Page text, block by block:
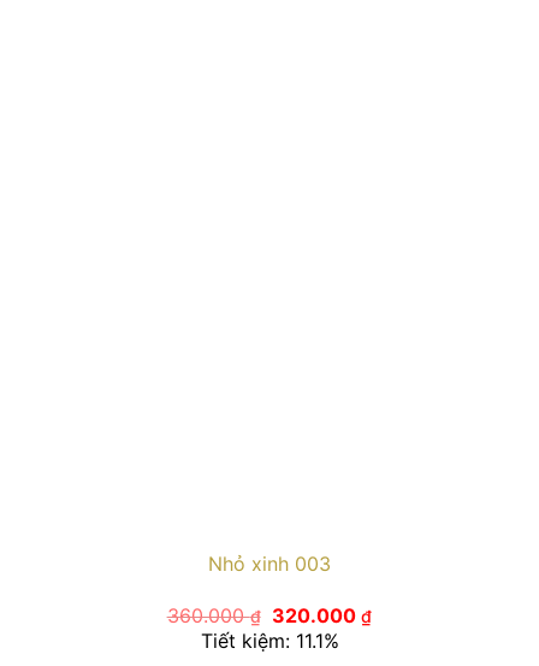
Nhỏ xinh 003
360.000₫
Giá
gốc
là:
320.000₫Giá
Tiết kiệm: 11.1%